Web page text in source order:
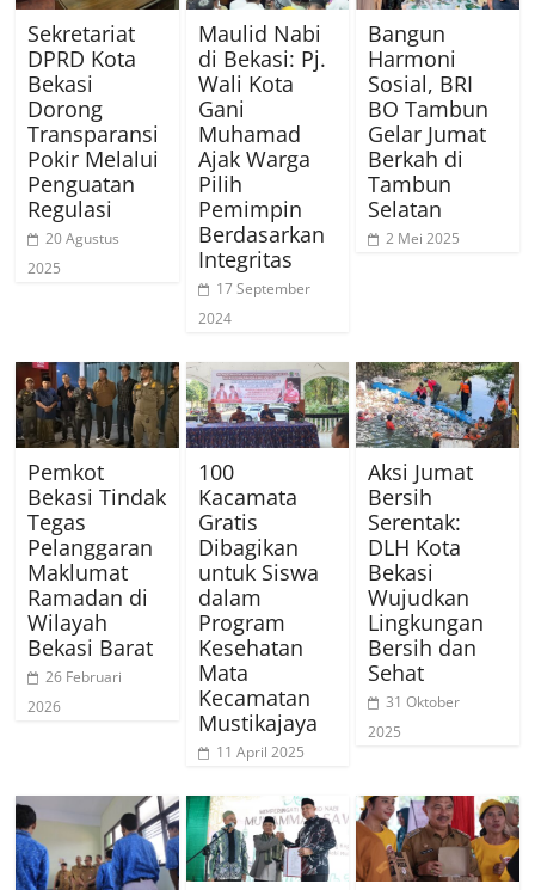
Sekretariat
DPRD Kota
Bekasi
Dorong
Transparansi
Pokir Melalui
Penguatan
Regulasi
20 Agustus
2025
Maulid Nabi
di Bekasi: Pj.
Wali Kota
Gani
Muhamad
Ajak Warga
Pilih
Pemimpin
Berdasarkan
Integritas
17 September
2024
Bangun
Harmoni
Sosial, BRI
BO Tambun
Gelar Jumat
Berkah di
Tambun
Selatan
2 Mei 2025
Pemkot
Bekasi Tindak
Tegas
Pelanggaran
Maklumat
Ramadan di
Wilayah
Bekasi Barat
26 Februari
2026
100
Kacamata
Gratis
Dibagikan
untuk Siswa
dalam
Program
Kesehatan
Mata
Kecamatan
Mustikajaya
11 April 2025
Aksi Jumat
Bersih
Serentak:
DLH Kota
Bekasi
Wujudkan
Lingkungan
Bersih dan
Sehat
31 Oktober
2025